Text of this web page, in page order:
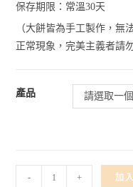
保存期限：常溫30天
（大餅皆為手工製作，無
正常現象，完美主義者請
產品 請選取一
- + 加